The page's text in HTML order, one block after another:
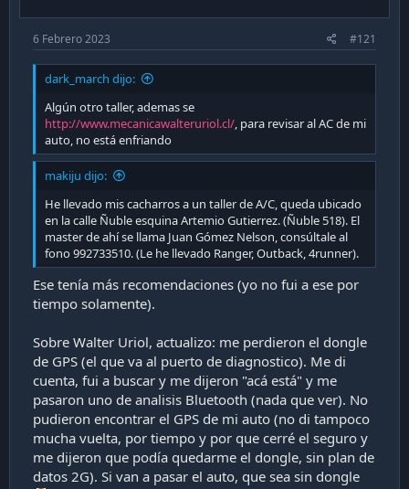
a
c
ó
6 Febrero 2023 #121
dark_march dijo:
Algún otro taller, ademas se
http://www.mecanicawalteruriol.cl/ , para revisar al AC de mi
auto, no está enfriando
makiju dijo:
He llevado mis cacharros a un taller de A/C, queda ubicado
en la calle Ñuble esquina Artemio Gutierrez. (Ñuble 518). El
master de ahí se llama Juan Gómez Nelson, consúltale al
fono 992733510. (Le he llevado Ranger, Outback, 4runner).
Ese tenía más recomendaciones (yo no fui a ese por
tiempo solamente).
Sobre Walter Uriol, actualizo: me perdieron el dongle
de GPS (el que va al puerto de diagnostico). Me di
cuenta, fui a buscar y me dijeron "acá está" y me
pasaron uno de analisis Bluetooth (nada que ver). No
pudieron encontrar el GPS de mi auto (no di tampoco
mucha vuelta, por tiempo y por que cerré el seguro y
me dijeron que podía quedarme el dongle, sin plan de
datos 2G). Si van a pasar el auto, que sea sin dongle